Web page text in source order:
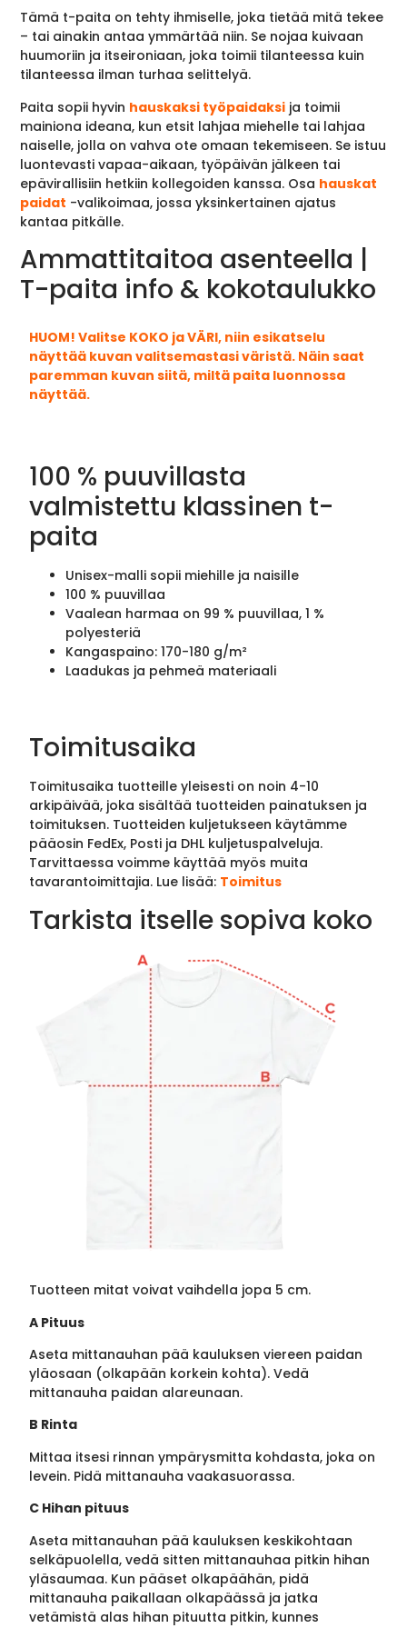
Tämä t-paita on tehty ihmiselle, joka tietää mitä tekee
– tai ainakin antaa ymmärtää niin. Se nojaa kuivaan
huumoriin ja itseironiaan, joka toimii tilanteessa kuin
tilanteessa ilman turhaa selittelyä.
Paita sopii hyvin hauskaksi työpaidaksi ja toimii
mainiona ideana, kun etsit lahjaa miehelle tai lahjaa
naiselle, jolla on vahva ote omaan tekemiseen. Se istuu
luontevasti vapaa-aikaan, työpäivän jälkeen tai
epävirallisiin hetkiin kollegoiden kanssa. Osa hauskat
paidat -valikoimaa, jossa yksinkertainen ajatus
kantaa pitkälle.
Ammattitaitoa asenteella |
T-paita info & kokotaulukko
HUOM! Valitse KOKO ja VÄRI, niin esikatselu
näyttää kuvan valitsemastasi väristä. Näin saat
paremman kuvan siitä, miltä paita luonnossa
näyttää.
100 % puuvillasta
valmistettu klassinen t-
paita
Unisex-malli sopii miehille ja naisille
100 % puuvillaa
Vaalean harmaa on 99 % puuvillaa, 1 %
polyesteriä
Kangaspaino: 170-180 g/m²
Laadukas ja pehmeä materiaali
Toimitusaika
Toimitusaika tuotteille yleisesti on noin 4-10
arkipäivää, joka sisältää tuotteiden painatuksen ja
toimituksen. Tuotteiden kuljetukseen käytämme
pääosin FedEx, Posti ja DHL kuljetuspalveluja.
Tarvittaessa voimme käyttää myös muita
tavarantoimittajia. Lue lisää: Toimitus
Tarkista itselle sopiva koko
Tuotteen mitat voivat vaihdella jopa 5 cm.
A Pituus
Aseta mittanauhan pää kauluksen viereen paidan
yläosaan (olkapään korkein kohta). Vedä
mittanauha paidan alareunaan.
B Rinta
Mittaa itsesi rinnan ympärysmitta kohdasta, joka on
levein. Pidä mittanauha vaakasuorassa.
C Hihan pituus
Aseta mittanauhan pää kauluksen keskikohtaan
selkäpuolella, vedä sitten mittanauhaa pitkin hihan
yläsaumaa. Kun pääset olkapäähän, pidä
mittanauha paikallaan olkapäässä ja jatka
vetämistä alas hihan pituutta pitkin, kunnes